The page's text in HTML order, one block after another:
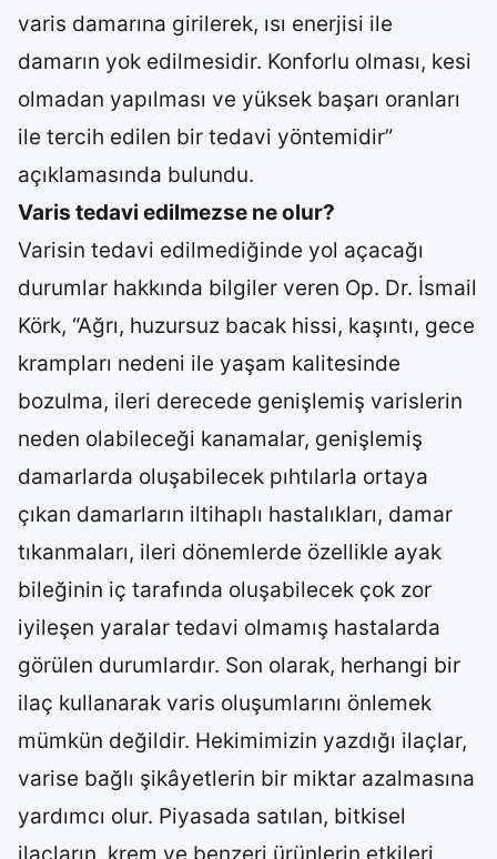
varis damarına girilerek, ısı enerjisi ile
damarın yok edilmesidir. Konforlu olması, kesi
olmadan yapılması ve yüksek başarı oranları
ile tercih edilen bir tedavi yöntemidir”
açıklamasında bulundu.
Varis tedavi edilmezse ne olur?
Varisin tedavi edilmediğinde yol açacağı
durumlar hakkında bilgiler veren Op. Dr. İsmail
Körk, “Ağrı, huzursuz bacak hissi, kaşıntı, gece
krampları nedeni ile yaşam kalitesinde
bozulma, ileri derecede genişlemiş varislerin
neden olabileceği kanamalar, genişlemiş
damarlarda oluşabilecek pıhtılarla ortaya
çıkan damarların iltihaplı hastalıkları, damar
tıkanmaları, ileri dönemlerde özellikle ayak
bileğinin iç tarafında oluşabilecek çok zor
iyileşen yaralar tedavi olmamış hastalarda
görülen durumlardır. Son olarak, herhangi bir
ilaç kullanarak varis oluşumlarını önlemek
mümkün değildir. Hekimimizin yazdığı ilaçlar,
varise bağlı şikâyetlerin bir miktar azalmasına
yardımcı olur. Piyasada satılan, bitkisel